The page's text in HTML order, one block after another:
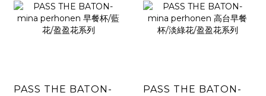
PASS THE BATON-
PASS THE BATON-